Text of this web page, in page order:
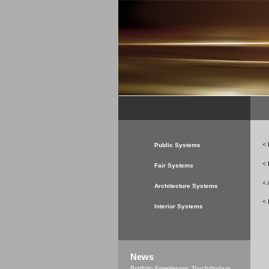
<
<
<
<
Public Systems
Fair Systems
Architecture Systems
Interior Systems
News